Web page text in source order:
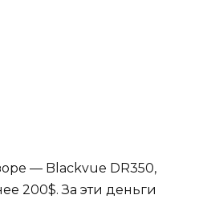
— Blackvue DR350,
200$. За эти деньги